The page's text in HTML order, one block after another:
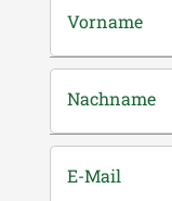
Vorname
Nachname
E-Mail